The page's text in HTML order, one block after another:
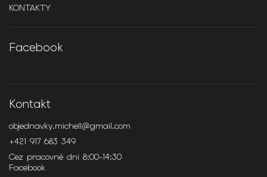
KONTAKTY
Facebook
Kontakt
objednavky.michell@gmail.com
+421 917 683 349
Cez pracovné dni 8:00-14:30
Facebook